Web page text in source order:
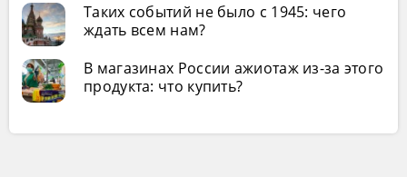
Таких событий не было с 1945: чего
ждать всем нам?
В магазинах России ажиотаж из-за этого
продукта: что купить?